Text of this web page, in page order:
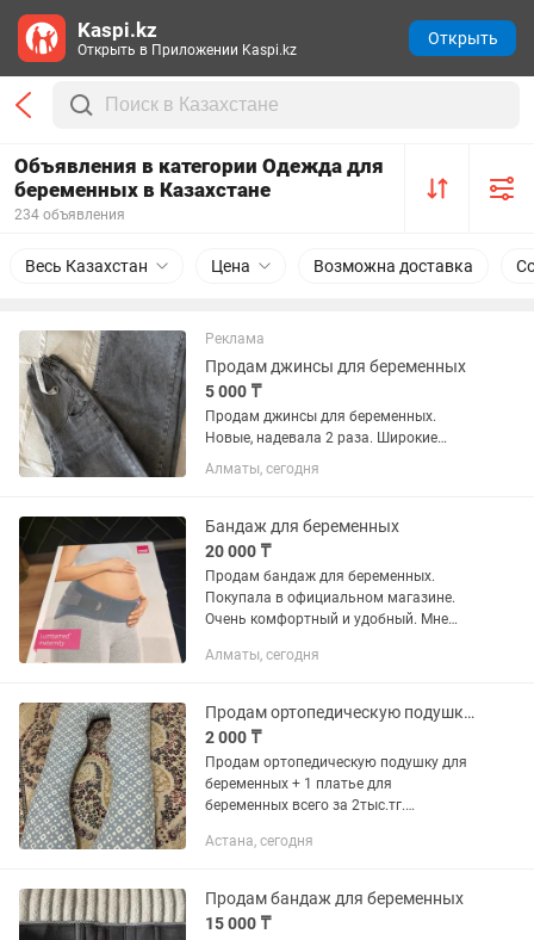
Объявления в категории Одежда для
беременных в Казахстане
234 объявления
Весь Казахстан Цена Возможна доставка
Реклама
Продам джинсы для беременных
5 000 ₸
Продам джинсы для беременных.
Новые, надевала 2 раза. Широкие
прямые, мягкие. Хорошая резинка.
Серый цвет. Размер 44-46.
Алматы, сегодня
Бандаж для беременных
20 000 ₸
Продам бандаж для беременных.
Покупала в официальном магазине.
Очень комфортный и удобный. Мне
нем комфортно и хорошая поддержка
Алматы, сегодня
Продам ортопедическую подушку для беременных
2 000 ₸
Продам ортопедическую подушку для
беременных + 1 платье для
беременных всего за 2тыс.тг.
Астана, сегодня
Продам бандаж для беременных
15 000 ₸
Kaspi.kz
Открыть в Приложении Kaspi.kz
Открыть